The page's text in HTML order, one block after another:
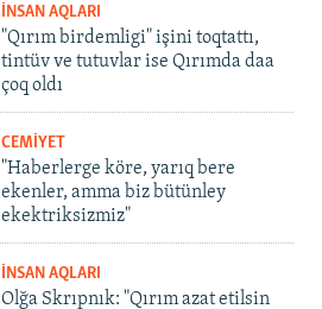
İNSAN AQLARI
"Qırım birdemligi" işini toqtattı,
tintüv ve tutuvlar ise Qırımda daa
çoq oldı
CEMİYET
"Haberlerge köre, yarıq bere
ekenler, amma biz bütünley
ekektriksizmiz"
İNSAN AQLARI
Olğa Skrıpnık: "Qırım azat etilsin